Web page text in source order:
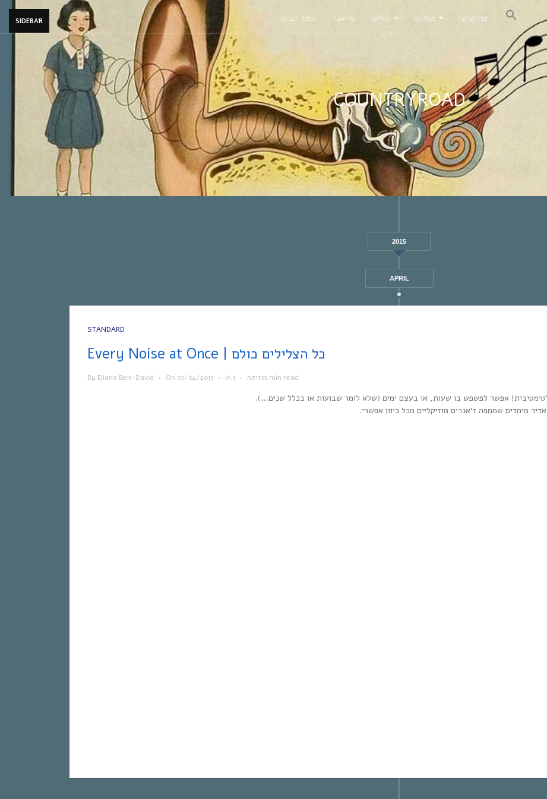
SIDEBAR עמוד הבית מי אני מילים מוזיקה פוליטיקה
COUNTRYROAD
2015
APRIL
STANDARD
Every Noise at Once | כל הצלילים כולם
By Eliana Ben-David • On 05/04/2015 • In מוזיקה • 1 min read
אפשר לפשפש בו שעות, או בעצם ימים (שלא לומר שבועות או בכלל שנים…).
מימדים שממפה ז’אנרים מוזיקליים מכל כיוון אפשרי.